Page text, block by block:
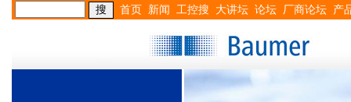
首页 新闻 工控搜 大讲坛 论坛 厂商论坛 产